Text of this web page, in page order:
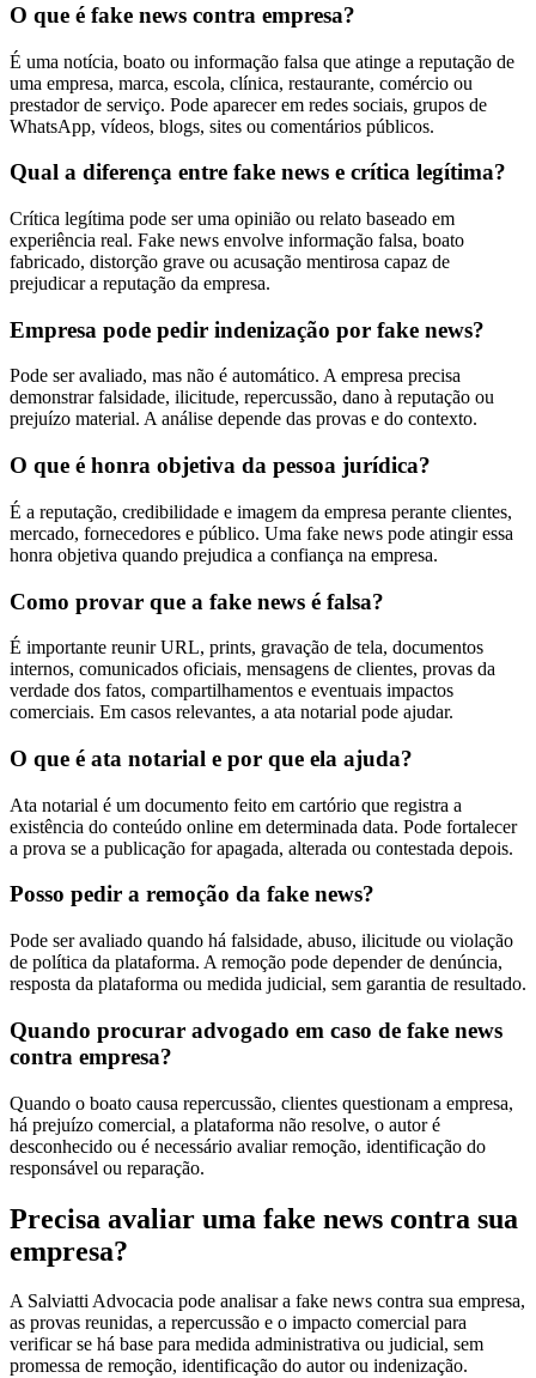
O que é fake news contra empresa?
É uma notícia, boato ou informação falsa que atinge a reputação de
uma empresa, marca, escola, clínica, restaurante, comércio ou
prestador de serviço. Pode aparecer em redes sociais, grupos de
WhatsApp, vídeos, blogs, sites ou comentários públicos.
Qual a diferença entre fake news e crítica legítima?
Crítica legítima pode ser uma opinião ou relato baseado em
experiência real. Fake news envolve informação falsa, boato
fabricado, distorção grave ou acusação mentirosa capaz de
prejudicar a reputação da empresa.
Empresa pode pedir indenização por fake news?
Pode ser avaliado, mas não é automático. A empresa precisa
demonstrar falsidade, ilicitude, repercussão, dano à reputação ou
prejuízo material. A análise depende das provas e do contexto.
O que é honra objetiva da pessoa jurídica?
É a reputação, credibilidade e imagem da empresa perante clientes,
mercado, fornecedores e público. Uma fake news pode atingir essa
honra objetiva quando prejudica a confiança na empresa.
Como provar que a fake news é falsa?
É importante reunir URL, prints, gravação de tela, documentos
internos, comunicados oficiais, mensagens de clientes, provas da
verdade dos fatos, compartilhamentos e eventuais impactos
comerciais. Em casos relevantes, a ata notarial pode ajudar.
O que é ata notarial e por que ela ajuda?
Ata notarial é um documento feito em cartório que registra a
existência do conteúdo online em determinada data. Pode fortalecer
a prova se a publicação for apagada, alterada ou contestada depois.
Posso pedir a remoção da fake news?
Pode ser avaliado quando há falsidade, abuso, ilicitude ou violação
de política da plataforma. A remoção pode depender de denúncia,
resposta da plataforma ou medida judicial, sem garantia de resultado.
Quando procurar advogado em caso de fake news
contra empresa?
Quando o boato causa repercussão, clientes questionam a empresa,
há prejuízo comercial, a plataforma não resolve, o autor é
desconhecido ou é necessário avaliar remoção, identificação do
responsável ou reparação.
Precisa avaliar uma fake news contra sua
empresa?
A Salviatti Advocacia pode analisar a fake news contra sua empresa,
as provas reunidas, a repercussão e o impacto comercial para
verificar se há base para medida administrativa ou judicial, sem
promessa de remoção, identificação do autor ou indenização.